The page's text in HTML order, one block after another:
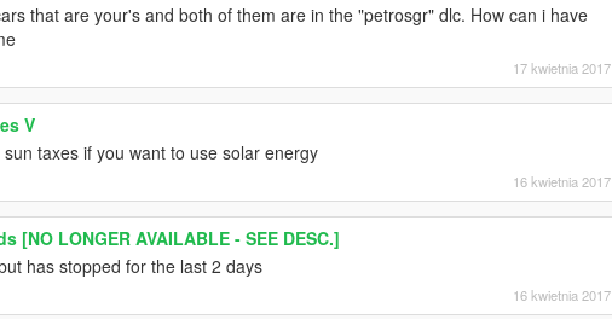
that are your's and both of them are in the "petrosgr" dlc. How can i have
17 kwietnia 2017
V
taxes if you want to use solar energy
16 kwietnia 2017
[NO LONGER AVAILABLE - SEE DESC.]
has stopped for the last 2 days
16 kwietnia 2017